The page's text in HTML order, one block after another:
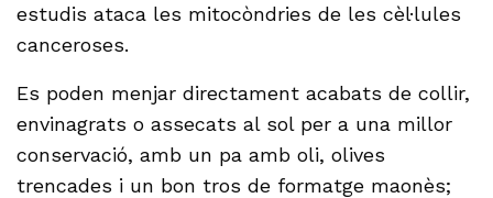
estudis ataca les mitocòndries de les cèl·lules
canceroses.
Es poden menjar directament acabats de collir,
envinagrats o assecats al sol per a una millor
conservació, amb un pa amb oli, olives
trencades i un bon tros de formatge maonès;